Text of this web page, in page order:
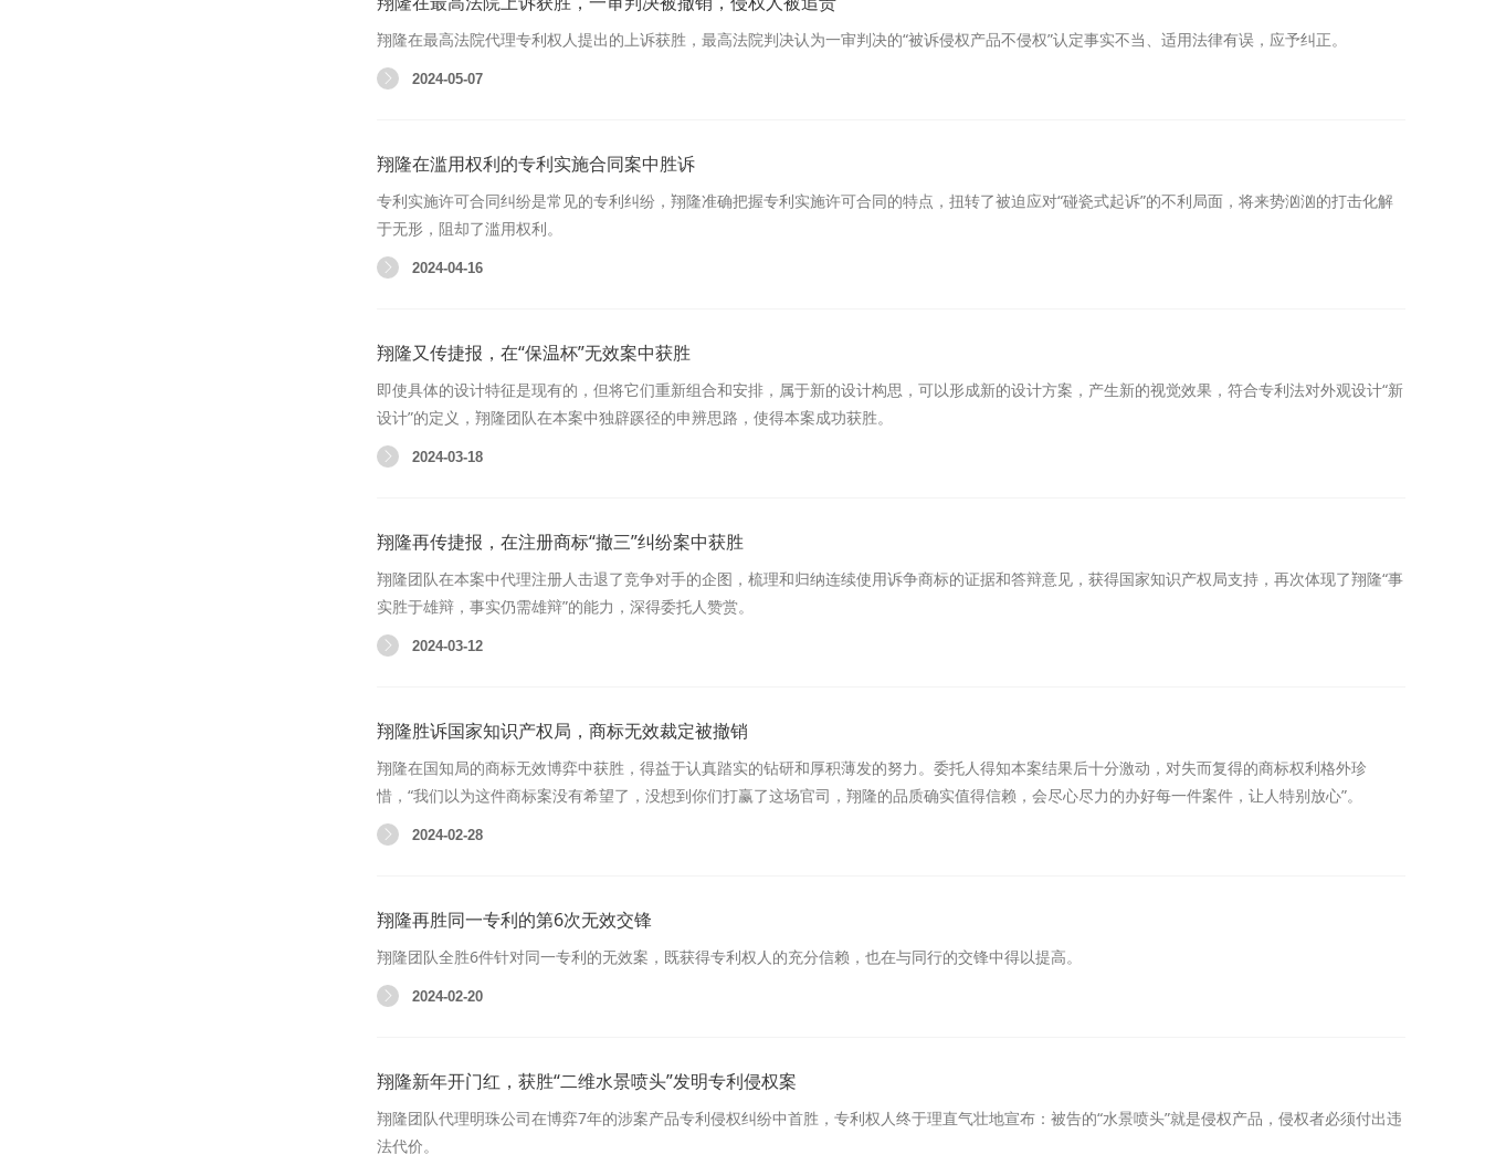
2024-05-07
翔隆在最高法院代理专利权人提出的上诉获胜，最高法院判决认为一审判决的“被诉侵权产品不侵权”认定事实不当、适用法律有误，应予纠正。
翔隆在滥用权利的专利实施合同案中胜诉
2024-04-16
专利实施许可合同纠纷是常见的专利纠纷，翔隆准确把握专利实施许可合同的特点，扭转了被迫应对“碰瓷式起诉”的不利局面，将来势汹汹的打击化解
于无形，阻却了滥用权利。
翔隆又传捷报，在“保温杯”无效案中获胜
2024-03-18
即使具体的设计特征是现有的，但将它们重新组合和安排，属于新的设计构思，可以形成新的设计方案，产生新的视觉效果，符合专利法对外观设计“新
设计”的定义，翔隆团队在本案中独辟蹊径的申辨思路，使得本案成功获胜。
翔隆再传捷报，在注册商标“撤三”纠纷案中获胜
2024-03-12
翔隆团队在本案中代理注册人击退了竞争对手的企图，梳理和归纳连续使用诉争商标的证据和答辩意见，获得国家知识产权局支持，再次体现了翔隆“事
实胜于雄辩，事实仍需雄辩”的能力，深得委托人赞赏。
翔隆胜诉国家知识产权局，商标无效裁定被撤销
2024-02-28
翔隆在国知局的商标无效博弈中获胜，得益于认真踏实的钻研和厚积薄发的努力。委托人得知本案结果后十分激动，对失而复得的商标权利格外珍
惜，“我们以为这件商标案没有希望了，没想到你们打赢了这场官司，翔隆的品质确实值得信赖，会尽心尽力的办好每一件案件，让人特别放心”。
翔隆再胜同一专利的第6次无效交锋
2024-02-20
翔隆团队全胜6件针对同一专利的无效案，既获得专利权人的充分信赖，也在与同行的交锋中得以提高。
翔隆新年开门红，获胜“二维水景喷头”发明专利侵权案
翔隆团队代理明珠公司在博弈7年的涉案产品专利侵权纠纷中首胜，专利权人终于理直气壮地宣布：被告的“水景喷头”就是侵权产品，侵权者必须付出违
法代价。